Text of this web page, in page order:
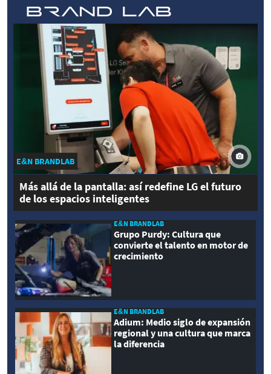
E&N BRANDLAB
Más allá de la pantalla: así redefine LG el futuro
de los espacios inteligentes
E&N BRANDLAB
Grupo Purdy: Cultura que
convierte el talento en motor de
crecimiento
E&N BRANDLAB
Adium: Medio siglo de expansión
regional y una cultura que marca
la diferencia